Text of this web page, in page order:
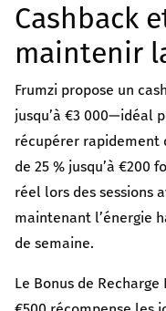
Cashback
maintenir
Frumzi propose un
jusqu’à €3 000—idéal
récupérer rapidement
de 25 % jusqu’à €200
réel lors des sessions
maintenant l’énergie
de semaine.
Le Bonus de Recharge